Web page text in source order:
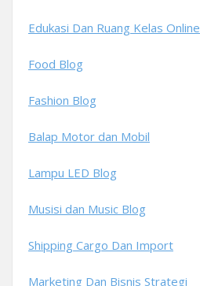
Edukasi Dan Ruang Kelas Online
Food Blog
Fashion Blog
Balap Motor dan Mobil
Lampu LED Blog
Musisi dan Music Blog
Shipping Cargo Dan Import
Marketing Dan Bisnis Strategi